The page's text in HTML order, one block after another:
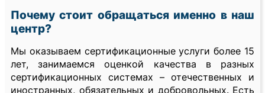
Почему стоит обращаться именно в наш
центр?
Мы оказываем сертификационные услуги более 15
лет, занимаемся оценкой качества в разных
сертификационных системах – отечественных и
иностранных, обязательных и добровольных. Есть